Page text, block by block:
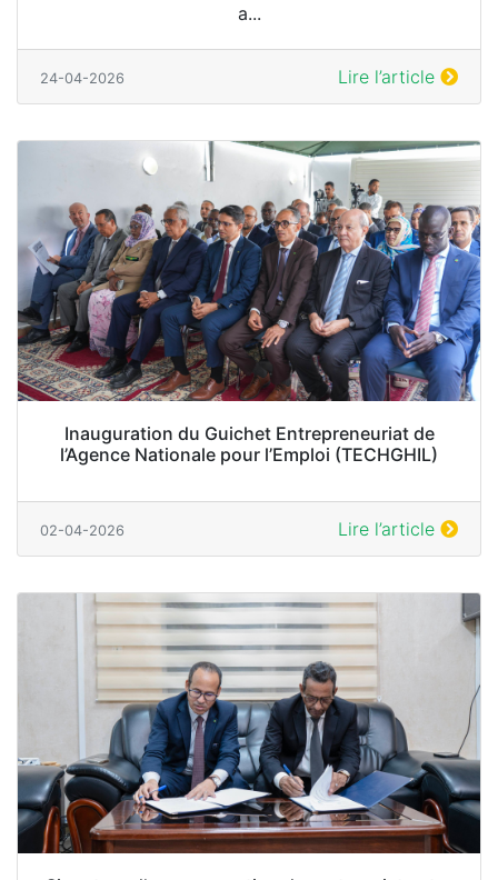
a...
24-04-2026 Lire l’article
Inauguration du Guichet Entrepreneuriat de
l’Agence Nationale pour l’Emploi (TECHGHIL)
02-04-2026 Lire l’article